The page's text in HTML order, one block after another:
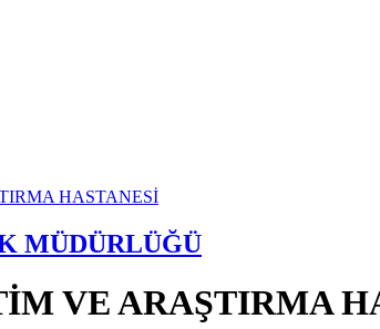
MÜDÜRLÜĞÜ
VE ARAŞTIRMA